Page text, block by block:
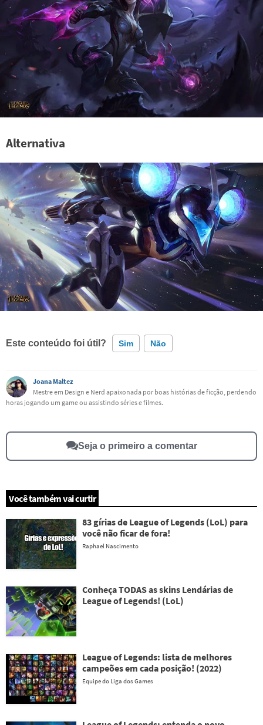
Alternativa
Este conteúdo foi útil? Sim Não
Este conteúdo contém informação incorreta
Este conteúdo não tem a informação que procuro
Joana Maltez
Mestre em Design e Nerd apaixonada por boas histórias de ficção, perdendo
horas jogando um game ou assistindo séries e filmes.
Seja o primeiro a comentar
Você também vai curtir
83 gírias de League of Legends (LoL) para
você não ficar de fora!
Raphael Nascimento
Conheça TODAS as skins Lendárias de
League of Legends! (LoL)
League of Legends: lista de melhores
campeões em cada posição! (2022)
Equipe do Liga dos Games